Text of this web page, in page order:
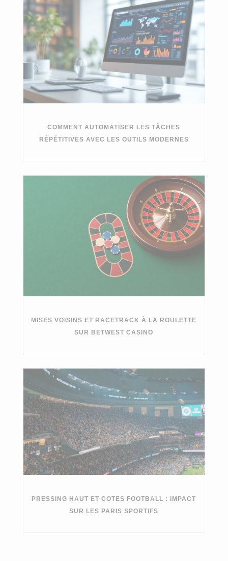
COMMENT AUTOMATISER LES TÂCHES
RÉPÉTITIVES AVEC LES OUTILS MODERNES
MISES VOISINS ET RACETRACK À LA ROULETTE
SUR BETWEST CASINO
PRESSING HAUT ET COTES FOOTBALL : IMPACT
SUR LES PARIS SPORTIFS